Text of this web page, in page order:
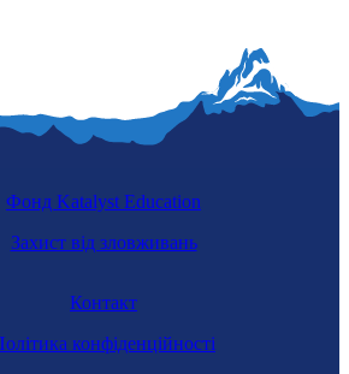
Контакт
конфіденційності
Фонд Katalyst Education
Захист від зловживань